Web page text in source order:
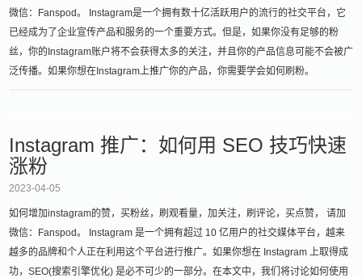
微信：Fanspod。 Instagram是一个拥有数十亿活跃用户的流行的社交平台，它
已经成为了企业宣传产品和服务的一个重要方式。但是，如果你没有足够的粉
丝，你的Instagram账户将不会获得太多的关注，并且你的产品信息可能不会被广
泛传播。如果你想在Instagram上推广你的产品，你需要学会如何刷粉。
Instagram 推广：如何用 SEO 技巧快速
涨粉
2023-04-05
如何增加instagram的赞，买粉丝，刷观看量，加关注，刷评论，买点赞， 请加
微信：Fanspod。 Instagram 是一个拥有超过 10 亿用户的社交媒体平台，越来
越多的品牌和个人正在利用这个平台进行推广。如果你想在 Instagram 上取得成
功，SEO(搜索引擎优化) 是必不可少的一部分。在本文中，我们将讨论如何使用